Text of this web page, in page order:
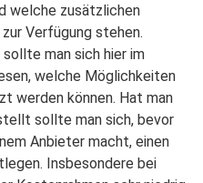
welche zusätzlichen
Verfügung stehen.
man sich hier im
welche Möglichkeiten
werden können. Hat man
sollte man sich, bevor
Anbieter macht, einen
Insbesondere bei